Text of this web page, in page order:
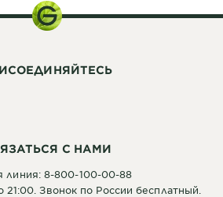
С НАМИ
линия: 8-800-100-00-88
Звонок по России бесплатный.